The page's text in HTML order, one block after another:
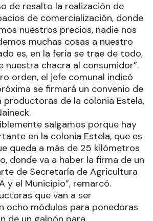
de resalto la realización de
de comercialización, donde
nuestros precios, nadie nos
muchas cosas a nuestro
es, en la feria se trae de todo,
nuestra chacra al consumidor”.
orden, el jefe comunal indicó
se firmará un convenio de
de la colonia Estela,
salgamos porque hay
en la colonia Estela, que es
queda a más de 25 kilómetros
donde va a haber la firma de un
de Secretaría de Agricultura
y el Municipio”, remarcó.
que van a ser
ocho módulos para ponedoras